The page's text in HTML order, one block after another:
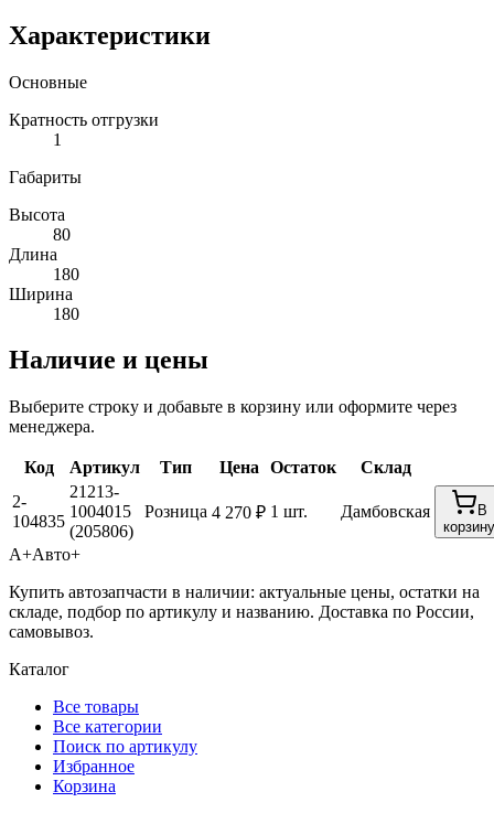
Характеристики
Основные
Кратность отгрузки
1
Габариты
Высота
80
Длина
180
Ширина
180
Наличие и цены
Выберите строку и добавьте в корзину или оформите через
менеджера.
Код Артикул Тип Цена Остаток
Склад
2-
104835
21213-
1004015
(205806)
Розница 4 270 ₽ 1 шт. Дамбовская
В
корзину
А+Авто+
Купить автозапчасти в наличии: актуальные цены, остатки на
складе, подбор по артикулу и названию. Доставка по России,
самовывоз.
Каталог
Все товары
Все категории
Поиск по артикулу
Избранное
Корзина